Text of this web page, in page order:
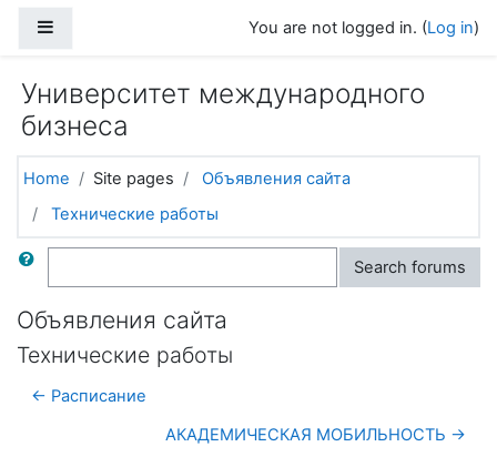
You are not logged in. (Log in)
Университет международного
бизнеса
Home Site pages
Объявления сайта
Технические работы
Search Search forums
Объявления сайта
Технические работы
← Расписание
АКАДЕМИЧЕСКАЯ МОБИЛЬНОСТЬ →